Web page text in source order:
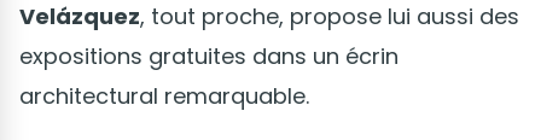
Velázquez, tout proche, propose lui aussi des
expositions gratuites dans un écrin
architectural remarquable.